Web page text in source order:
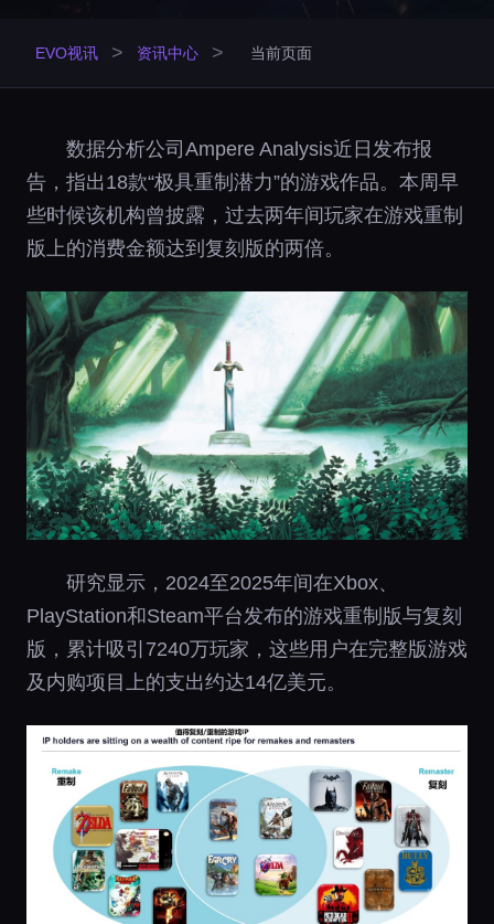
EVO视讯 > 资讯中心 > 当前页面
数据分析公司Ampere Analysis近日发布报
告，指出18款“极具重制潜力”的游戏作品。本周早
些时候该机构曾披露，过去两年间玩家在游戏重制
版上的消费金额达到复刻版的两倍。
研究显示，2024至2025年间在Xbox、
PlayStation和Steam平台发布的游戏重制版与复刻
版，累计吸引7240万玩家，这些用户在完整版游戏
及内购项目上的支出约达14亿美元。